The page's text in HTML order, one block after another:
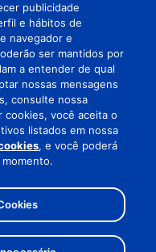
ORIGINAIS
RIGHTS RESERVED.
publicidade
e hábitos de
navegador e
ser mantidos por
a entender de qual
nossas mensagens
consulte nossa
cookies, você aceita o
listados em nossa
, e você poderá